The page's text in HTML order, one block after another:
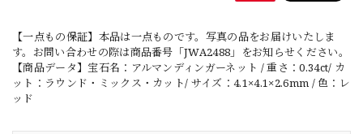
【一点もの保証】本品は一点ものです。写真の品をお届けいたしま
す。お問い合わせの際は商品番号「JWA2488」をお知らせください。
【商品データ】宝石名：アルマンディンガーネット / 重さ：0.34ct/ カ
ット：ラウンド・ミックス・カット/ サイズ：4.1×4.1×2.6mm / 色：レ
ッド